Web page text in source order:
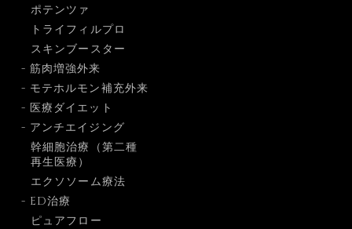
ポテンツァ
トライフィルプロ
スキンブースター
- 筋肉増強外来
- モテホルモン補充外来
- 医療ダイエット
- アンチエイジング
幹細胞治療（第二種
再生医療）
エクソソーム療法
- ED治療
ピュアフロー